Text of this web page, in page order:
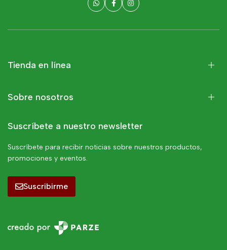
Tienda en línea
Sobre nosotros
Suscríbete a nuestro newsletter
Suscríbete para recibir noticias sobre nuestros productos,
promociones y eventos.
Suscribirme